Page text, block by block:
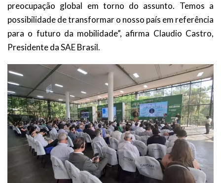
preocupação global em torno do assunto. Temos a
possibilidade de transformar o nosso país em referência
para o futuro da mobilidade”, afirma Claudio Castro,
Presidente da SAE Brasil.